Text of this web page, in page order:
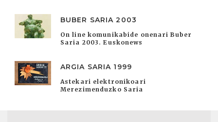
BUBER SARIA 2003
On line komunikabide onenari Buber
Saria 2003. Euskonews
ARGIA SARIA 1999
Astekari elektronikoari
Merezimenduzko Saria